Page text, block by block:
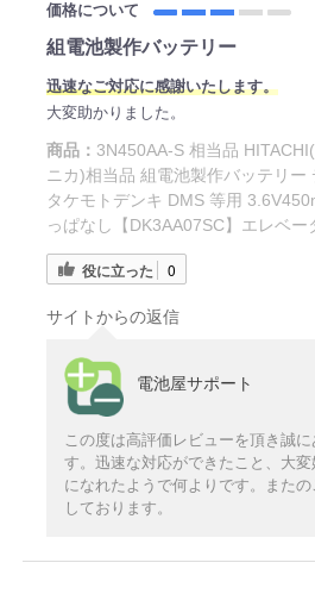
価格について
組電池製作バッテリー
迅速なご対応に感謝いたします。
大変助かりました。
商品： 3N450AA-S 相当品
ニカ)相当品 組電池製作バッテリー
タケモトデンキ DMS 等用
っぱなし【DK3AA07SC】エレベー
役に立った 0
サイトからの返信
電池屋サポート
この度は高評価レビューを頂き誠
す。迅速な対応ができたこと、大
になれたようで何よりです。また
しております。